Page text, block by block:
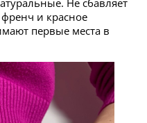
Не сбавляет
и красное
первые места в